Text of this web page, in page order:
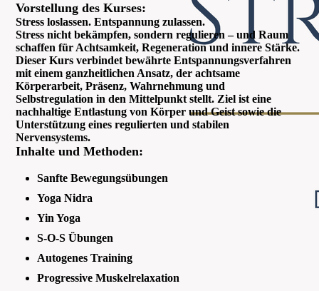
Vorstellung des Kurses:
Stress loslassen. Entspannung zulassen.
Stress nicht bekämpfen, sondern regulieren – und Raum
schaffen für Achtsamkeit, Regeneration und innere Stärke.
Dieser Kurs verbindet bewährte Entspannungsverfahren
mit einem ganzheitlichen Ansatz, der achtsame
Körperarbeit, Präsenz, Wahrnehmung und
Selbstregulation in den Mittelpunkt stellt. Ziel ist eine
nachhaltige Entlastung von Körper und Geist sowie die
Unterstützung eines regulierten und stabilen
Nervensystems.
Inhalte und Methoden:
Sanfte Bewegungsübungen
Yoga Nidra
Yin Yoga
S-O-S Übungen
Autogenes Training
Progressive Muskelrelaxation